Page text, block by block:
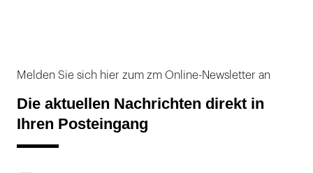
Melden Sie sich hier zum zm Online-Newsletter an
Die aktuellen Nachrichten direkt in
Ihren Posteingang